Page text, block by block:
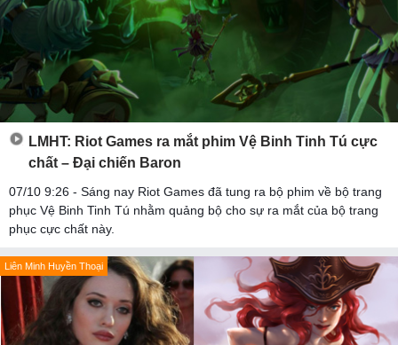
LMHT: Riot Games ra mắt phim Vệ Binh Tinh Tú cực
chất – Đại chiến Baron
07/10 9:26 - Sáng nay Riot Games đã tung ra bộ phim về bộ trang
phục Vệ Binh Tinh Tú nhằm quảng bộ cho sự ra mắt của bộ trang
phục cực chất này.
Liên Minh Huyền Thoại